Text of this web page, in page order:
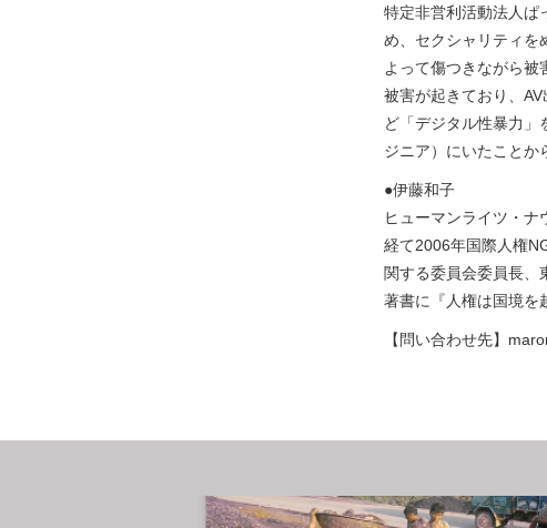
特定非営利活動法人ぱ
め、セクシャリティを
よって傷つきながら被
被害が起きており、
ど「デジタル性暴力
ジニア）にいたことか
●伊藤和子
ヒューマンライツ・
経て2006年国際人権
関する委員会委員長、
著書に『人権は国境を
【問い合わせ先】